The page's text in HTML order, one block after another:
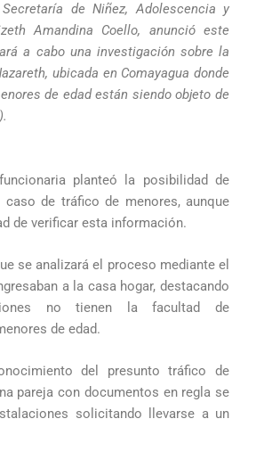
de Niñez, Adolescencia y
Amandina Coello, anunció este
a cabo una investigación sobre la
ubicada en Comayagua donde
de edad están siendo objeto de
planteó la posibilidad de
de tráfico de menores, aunque
de verificar esta información.
se analizará el proceso mediante el
a la casa hogar, destacando
no tienen la facultad de
de edad.
del presunto tráfico de
pareja con documentos en regla se
solicitando llevarse a un